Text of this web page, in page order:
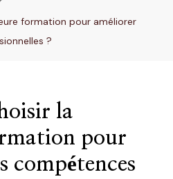
formation pour améliorer
?
la
pour
compétences